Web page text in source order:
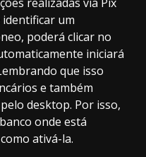
identificar um
poderá clicar no
iniciará
que isso
e também
desktop. Por isso,
onde está
ativá-la.